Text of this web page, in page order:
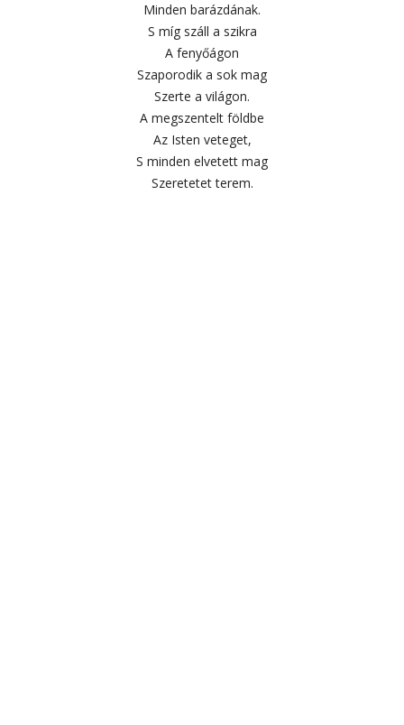
Minden barázdának.
S míg száll a szikra
A fenyőágon
Szaporodik a sok mag
Szerte a világon.
A megszentelt földbe
Az Isten veteget,
S minden elvetett mag
Szeretetet terem.